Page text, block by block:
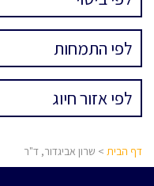
דף הבית > שרון אביגדור, ד"ר